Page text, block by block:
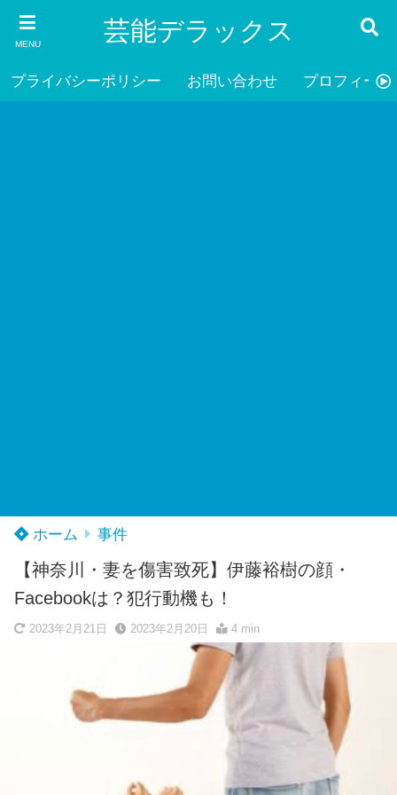
MENU 芸能デラックス
プライバシーポリシー お問い合わせ プロフィール
ホーム 事件
【神奈川・妻を傷害致死】伊藤裕樹の顔・
Facebookは？犯行動機も！
2023年2月21日 2023年2月20日 4 min